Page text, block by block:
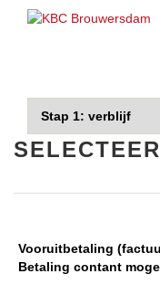
Vooruitbetaling
Betaling contant